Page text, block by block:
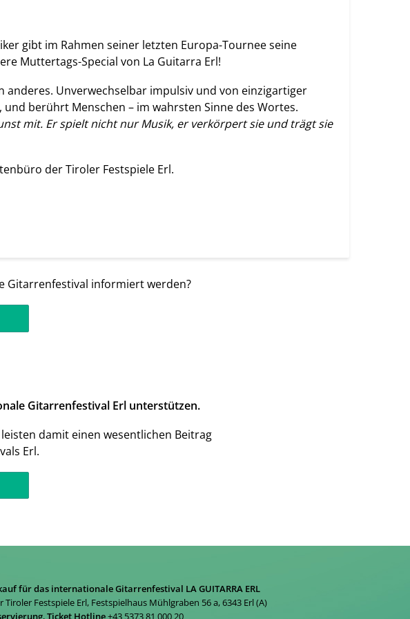
gibt im Rahmen seiner letzten Europa-Tournee seine
Muttertags-Special von La Guitarra Erl!
anderes. Unverwechselbar impulsiv und von einzigartiger
berührt Menschen – im wahrsten Sinne des Wortes.
mit. Er spielt nicht nur Musik, er verkörpert sie und trägt sie
der Tiroler Festspiele Erl.
Gitarrenfestival informiert werden?
Gitarrenfestival Erl unterstützen.
damit einen wesentlichen Beitrag
Erl.
für das internationale Gitarrenfestival LA GUITARRA ERL
Festspiele Erl, Festspielhaus Mühlgraben 56 a, 6343 Erl (A)
,Ticket Hotline+43 5373 81 000 20